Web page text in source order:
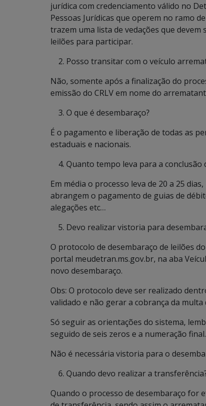
jurídica com credenciamento válido no
Pessoas Jurídicas que operem no ramo
trazem uma lista de vedações que
leilões para participar.
Posso transitar com o veículo
Não, somente após a finalização do
emissão do CRLV em nome do
O que é desembaraço?
É o pagamento e liberação de todas as
estaduais e nacionais.
Quanto tempo leva para a conclusão
Em média o processo leva de 20 a 25
abrangem o pagamento de guias de
alegações etc…
Devo realizar vistoria para
O protocolo de desembaraço de leilões
portal meudetran.ms.gov.br, na aba
novo desembaraço.
Obs: O protocolo deve ser realizado
validado e não gerar a cobrança da multa
Só seguir as orientações do sistema,
seguido de seis zeros e a numeração final.
Não é necessária vistoria para o
Quando devo realizar a
Quando o processo de desembaraço for